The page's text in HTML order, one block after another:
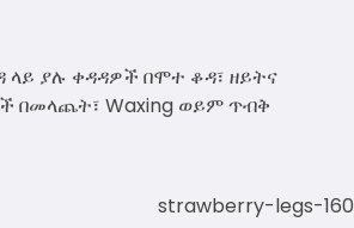
ያሉ ቀዳዳዎች በሞተ ቆዳ፣ ዘይትና
በመላጨት፣ Waxing ወይም ጥብቅ